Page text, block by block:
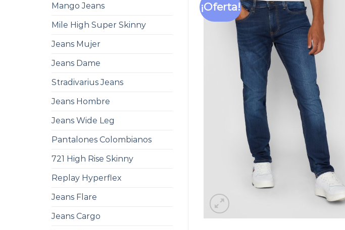
Mango Jeans
Mile High Super Skinny
Jeans Mujer
Jeans Dame
Stradivarius Jeans
Jeans Hombre
Jeans Wide Leg
Pantalones Colombianos
721 High Rise Skinny
Replay Hyperflex
Jeans Flare
Jeans Cargo
¡Oferta!